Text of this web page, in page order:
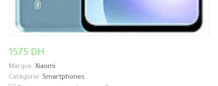
1575 DH
Marque: Xiaomi
Catégorie: Smartphones